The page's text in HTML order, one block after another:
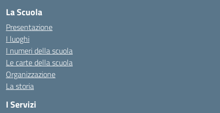
La Scuola
Presentazione
I luoghi
I numeri della scuola
Le carte della scuola
Organizzazione
La storia
I Servizi